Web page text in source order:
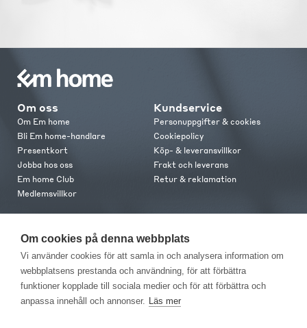
Om cookies på denna webbplats
Vi använder cookies för att samla in och analysera information om
webbplatsens prestanda och användning, för att förbättra
funktioner kopplade till sociala medier och för att förbättra och
anpassa innehåll och annonser. Läs mer
Om oss
Om Em home
Bli Em home-handlare
Presentkort
Jobba hos oss
Em home Club
Medlemsvillkor
Kundservice
Personuppgifter & cookies
Cookiepolicy
Köp- & leveransvillkor
Frakt och leverans
Retur & reklamation
Kontakta oss
Butiker
Press